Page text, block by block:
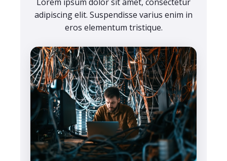
adipiscing elit. Suspendisse varius enim in
eros elementum tristique.